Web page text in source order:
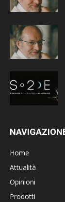
Home
Attualità
Opinioni
Prodotti